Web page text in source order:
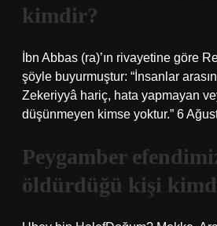
kimdir?
İbn Abbas (ra)’ın rivayetine göre
şöyle buyurmuştur: “İnsanlar
Zekeriyyâ hariç, hata yapmayan
düşünmeyen kimse yoktur.” 6
Peygamber
öldürdüğü kişi